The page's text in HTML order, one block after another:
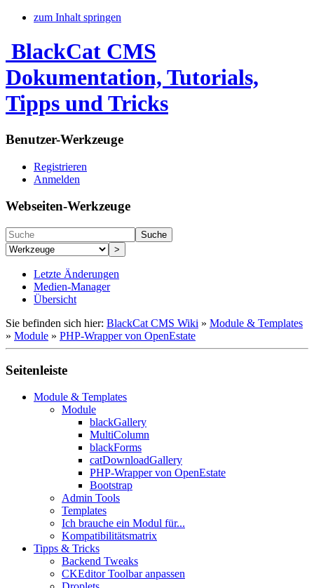
zum Inhalt springen
BlackCat CMS
Dokumentation, Tutorials,
Tipps und Tricks
Benutzer-Werkzeuge
Registrieren
Anmelden
Webseiten-Werkzeuge
Suche
>
Letzte Änderungen
Medien-Manager
Übersicht
Sie befinden sich hier: BlackCat CMS Wiki » Module & Templates
» Module » PHP-Wrapper von OpenEstate
Seitenleiste
Module & Templates
Module
blackGallery
MultiColumn
blackForms
catDownloadGallery
PHP-Wrapper von OpenEstate
Bootstrap
Admin Tools
Templates
Ich brauche ein Modul für...
Kompatibilitätsmatrix
Tipps & Tricks
Backend Tweaks
CKEditor Toolbar anpassen